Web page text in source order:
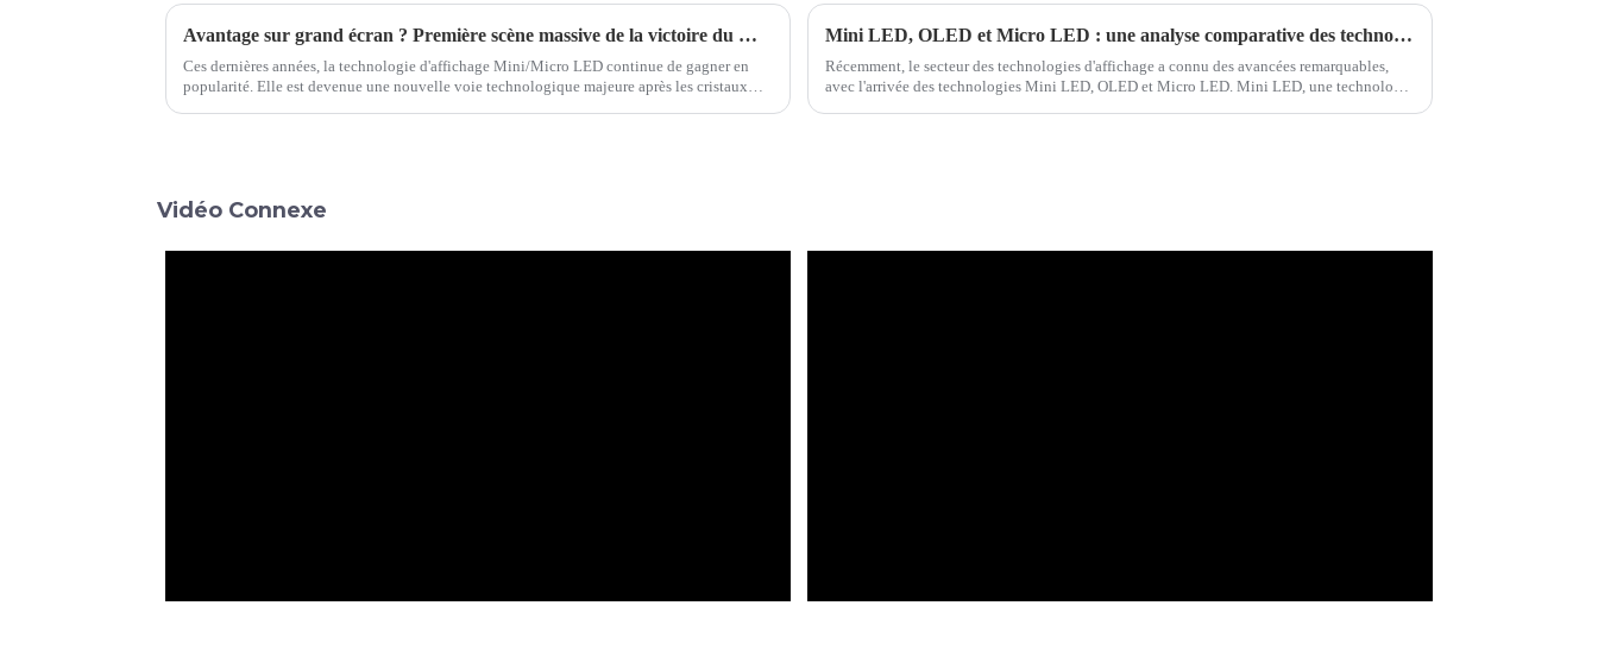
Avantage sur grand écran ? Première scène massive de la victoire du Mini LED sur l'OLED.
Ces dernières années, la technologie d'affichage Mini/Micro LED continue de gagner en
popularité. Elle est devenue une nouvelle voie technologique majeure après les cristaux
Mini LED, OLED et Micro LED : une analyse comparative des technologies d'affichage
Récemment, le secteur des technologies d'affichage a connu des avancées remarquables,
avec l'arrivée des technologies Mini LED, OLED et Micro LED. Mini LED, une technologie
Vidéo Connexe